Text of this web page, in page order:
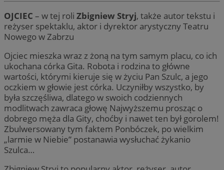
OJCIEC – w tej roli Zbigniew Stryj, także autor tekstu i
reżyser spektaklu, aktor i dyrektor arystyczny Teatru
Nowego w Zabrzu
Ojciec mieszka wraz z żoną na tym samym placu, co ich
ukochana córka Gita. Robota i rodzina to główne
wartości, którymi kieruje się w życiu Pan Szulc, a jego
oczkiem w głowie jest córka. Uczyniłby wszystko, by
była szczęśliwa, dlatego w swoich codziennych
modlitwach zawraca głowę Najwyższemu prosząc o
dobrego męża dla Gity, choćby i nawet ten był gorolem!
Zbulwersowany tym faktem Ponbóczek, po wielkim
„larmie w Niebie” postanawia wysłuchać żykanio
Szulca…